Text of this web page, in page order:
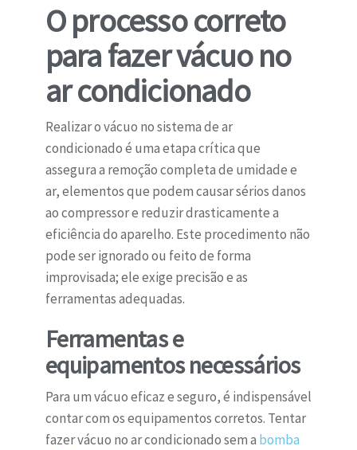
O processo correto
para fazer vácuo no
ar condicionado
Realizar o vácuo no sistema de ar
condicionado é uma etapa crítica que
assegura a remoção completa de umidade e
ar, elementos que podem causar sérios danos
ao compressor e reduzir drasticamente a
eficiência do aparelho. Este procedimento não
pode ser ignorado ou feito de forma
improvisada; ele exige precisão e as
ferramentas adequadas.
Ferramentas e
equipamentos necessários
Para um vácuo eficaz e seguro, é indispensável
contar com os equipamentos corretos. Tentar
fazer vácuo no ar condicionado sem a bomba